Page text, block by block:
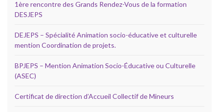
1ère rencontre des Grands Rendez-Vous de la formation
DESJEPS
DEJEPS – Spécialité Animation socio-éducative et culturelle
mention Coordination de projets.
BPJEPS – Mention Animation Socio-Éducative ou Culturelle
(ASEC)
Certificat de direction d’Accueil Collectif de Mineurs